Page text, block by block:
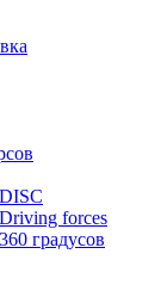
forces
градусов